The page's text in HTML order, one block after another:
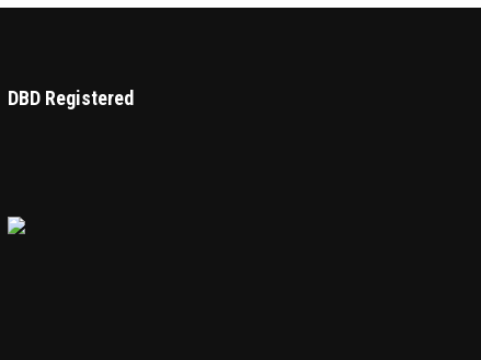
DBD Registered